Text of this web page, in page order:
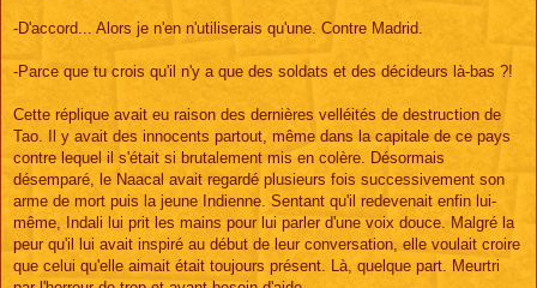
-D'accord... Alors je n'en n'utiliserais qu'une. Contre Madrid.
-Parce que tu crois qu'il n'y a que des soldats et des décideurs là-bas ?!
Cette réplique avait eu raison des dernières velléités de destruction de
Tao. Il y avait des innocents partout, même dans la capitale de ce pays
contre lequel il s'était si brutalement mis en colère. Désormais
désemparé, le Naacal avait regardé plusieurs fois successivement son
arme de mort puis la jeune Indienne. Sentant qu'il redevenait enfin lui-
même, Indali lui prit les mains pour lui parler d'une voix douce. Malgré la
peur qu'il lui avait inspiré au début de leur conversation, elle voulait croire
que celui qu'elle aimait était toujours présent. Là, quelque part. Meurtri